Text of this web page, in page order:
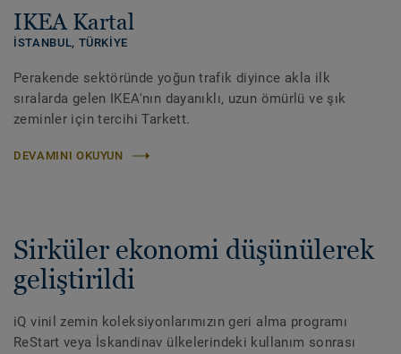
IKEA Kartal
İSTANBUL, TÜRKIYE
Perakende sektöründe yoğun trafik diyince akla ilk
sıralarda gelen IKEA'nın dayanıklı, uzun ömürlü ve şık
zeminler için tercihi Tarkett.
DEVAMINI OKUYUN
Sirküler ekonomi düşünülerek
geliştirildi
iQ vinil zemin koleksiyonlarımızın geri alma programı
ReStart veya İskandinav ülkelerindeki kullanım sonrası